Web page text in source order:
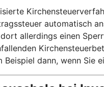
automatisch
allerdings einen
Beispiel dann, wenn